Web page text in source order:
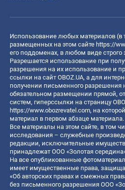
Использование любых материалов (в
размещенных на этом сайте https://
его поддоменах, в любом виде строго
Разрешается использование при
разрешения на их использование и
ссылки на сайт OBOZ.UA, а для
получении письменного разрешения
обязательном размещении прямой,
систем, гиперссылки на страницу
https://www.obozrevatel.com, на
материал в первом абзаце материала.
Все материалы на этом сайте, в том
исследования – служебные
редакции, исключительные
принадлежат ООО «Золотая
На все опубликованные
имеет имущественные права,
«Об авторских правах и смежных
без письменного разрешения ООО